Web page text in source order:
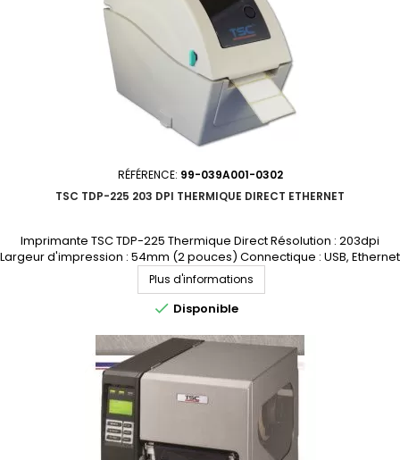
RÉFÉRENCE: 99-039A001-0302
TSC TDP-225 203 DPI THERMIQUE DIRECT ETHERNET
Imprimante TSC TDP-225 Thermique Direct Résolution : 203dpi
Largeur d'impression : 54mm (2 pouces) Connectique : USB, Ethernet
Demandez votre devis personnalisé
Plus d'informations
 Disponible